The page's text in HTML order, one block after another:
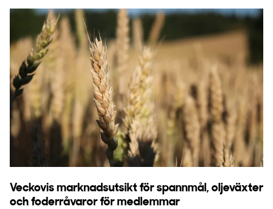
Veckovis marknadsutsikt för spannmål, oljeväxter
och foderråvaror för medlemmar